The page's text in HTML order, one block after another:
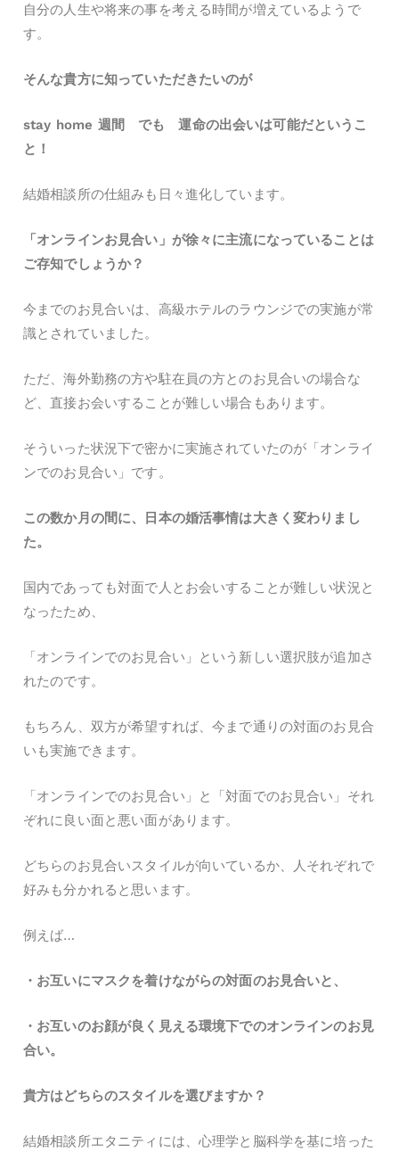
自分の人生や将来の事を考える時間が増えているようで
す。
そんな貴方に知っていただきたいのが
stay home 週間 でも 運命の出会いは可能だというこ
と！
結婚相談所の仕組みも日々進化しています。
「オンラインお見合い」が徐々に主流になっていることは
ご存知でしょうか？
今までのお見合いは、高級ホテルのラウンジでの実施が常
識とされていました。
ただ、海外勤務の方や駐在員の方とのお見合いの場合な
ど、直接お会いすることが難しい場合もあります。
そういった状況下で密かに実施されていたのが「オンライ
ンでのお見合い」です。
この数か月の間に、日本の婚活事情は大きく変わりまし
た。
国内であっても対面で人とお会いすることが難しい状況と
なったため、
「オンラインでのお見合い」という新しい選択肢が追加さ
れたのです。
もちろん、双方が希望すれば、今まで通りの対面のお見合
いも実施できます。
「オンラインでのお見合い」と「対面でのお見合い」それ
ぞれに良い面と悪い面があります。
どちらのお見合いスタイルが向いているか、人それぞれで
好みも分かれると思います。
例えば…
・お互いにマスクを着けながらの対面のお見合いと、
・お互いのお顔が良く見える環境下でのオンラインのお見
合い。
貴方はどちらのスタイルを選びますか？
結婚相談所エタニティには、心理学と脳科学を基に培った